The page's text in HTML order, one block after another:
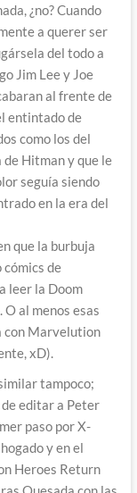
¿no? Cuando
a querer ser
del todo a
Jim Lee y Joe
al frente de
entintado de
como los del
de Hitman y que le
seguía siendo
en la era del
que la burbuja
de
leer la Doom
al menos esas
con Marvelution
xD).
tampoco;
editar a Peter
paso por X-
y en el
Heroes Return